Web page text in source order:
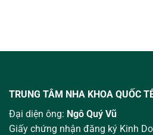
TRUNG TÂM NHA KHOA QUỐC
Đại diện ông: Ngô Quý Vũ
Giấy chứng nhận đăng ký Kinh